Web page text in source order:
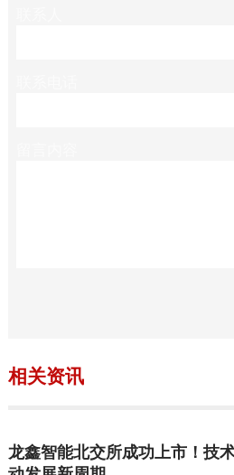
相关资讯
龙鑫智能北交所成功上市！技